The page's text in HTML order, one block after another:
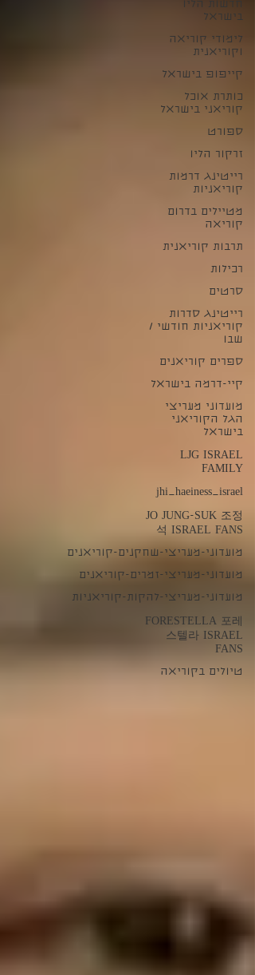
חדשות הליו
בישראל
לימודי קוריאה
וקוריאנית
קייפופ בישראל
כותרת אוכל
קוריאני בישראל
ספורט
זרקור הליו
רייטינג דרמות
קוריאניות
מטיילים בדרום
קוריאה
תרבות קוריאנית
רכילות
סרטים
רייטינג סדרות
קוריאניות חודשי /
שבו
ספרים קוריאנים
קיי-דרמה בישראל
מועדוני מעריצי
הגל הקוריאני
בישראל
LJG ISRAEL
FAMILY
jhi_haeiness_israel
JO JUNG-SUK 조정
석 ISRAEL FANS
מועדוני-מעריצי-שחקנים-קוריאנים
מועדוני-מעריצי-זמרים-קוריאנים
מועדוני-מעריצי-להקות-קוריאניות
FORESTELLA 포레
스텔라 ISRAEL
FANS
טיולים בקוריאה